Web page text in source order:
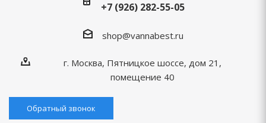
+7 (926) 282-55-05
shop@vannabest.ru
г. Москва, Пятницкое шоссе, дом 21,
помещение 40
Обратный звонок